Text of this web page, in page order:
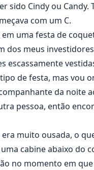
Annie."
um ótimo emprego,
amorosa. No
faltando em sua vida.
vez, mas o momento
amor tão puro que
deveria.
bem e se tornou
sido Cindy ou Candy.
com um C.
uma festa de
dos meus
escassamente
de festa, mas vou
da noite
pessoa, então
muito ousada, o
cabine abaixo do
no momento em